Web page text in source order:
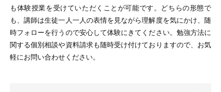
も体験授業を受けていただくことが可能です。どちらの形態で
も、講師は生徒一人一人の表情を見ながら理解度を気にかけ、随
時フォローを行うので安心して体験にきてください。勉強方法に
関する個別相談や資料請求も随時受け付けておりますので、お気
軽にお問い合わせください。